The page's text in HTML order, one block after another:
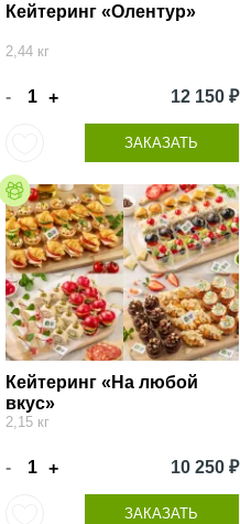
Кейтеринг «Олентур»
2,44 кг
- + 12 150 ₽
ЗАКАЗАТЬ
Кейтеринг «На любой
вкус»
2,15 кг
- + 10 250 ₽
ЗАКАЗАТЬ